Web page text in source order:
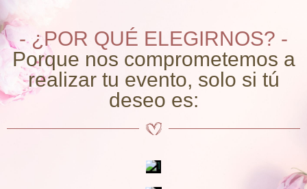
- ¿POR QUÉ ELEGIRNOS? -
Porque nos comprometemos a
realizar tu evento, solo si tú
deseo es: